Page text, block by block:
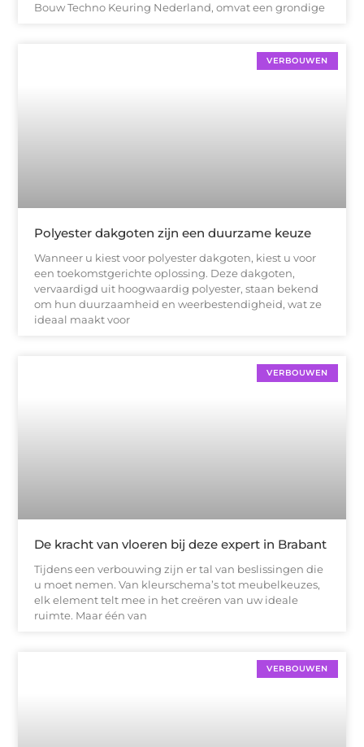
Bouw Techno Keuring Nederland, omvat een grondige
VERBOUWEN
Polyester dakgoten zijn een duurzame keuze
Wanneer u kiest voor polyester dakgoten, kiest u voor
een toekomstgerichte oplossing. Deze dakgoten,
vervaardigd uit hoogwaardig polyester, staan bekend
om hun duurzaamheid en weerbestendigheid, wat ze
ideaal maakt voor
VERBOUWEN
De kracht van vloeren bij deze expert in Brabant
Tijdens een verbouwing zijn er tal van beslissingen die
u moet nemen. Van kleurschema’s tot meubelkeuzes,
elk element telt mee in het creëren van uw ideale
ruimte. Maar één van
VERBOUWEN